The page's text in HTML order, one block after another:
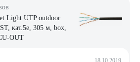
Light UTP outdoor
кат.5e, 305 м, box,
OUT
18.10.2019